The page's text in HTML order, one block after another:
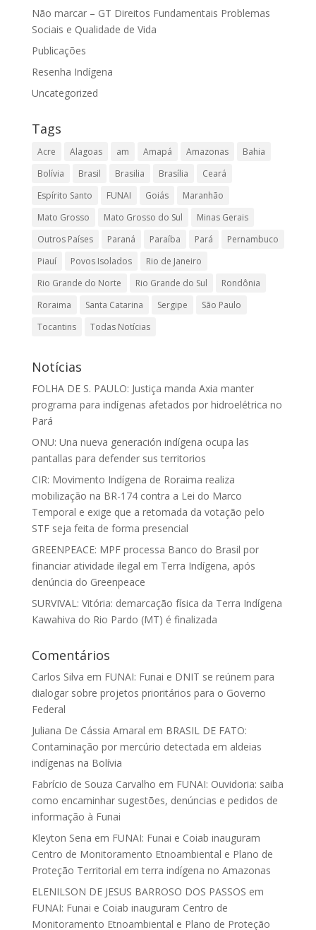
Não marcar – GT Direitos Fundamentais Problemas
Sociais e Qualidade de Vida
Publicações
Resenha Indígena
Uncategorized
Tags
Acre Alagoas am Amapá Amazonas
Bahia
Bolívia
Brasil Brasilia Brasília
Ceará
Espírito Santo
FUNAI Goiás
Maranhão
Mato Grosso
Mato Grosso do Sul
Minas Gerais
Outros Países
Paraná Paraíba Pará
Pernambuco
Piauí
Povos Isolados
Rio de Janeiro
Rio Grande do Norte
Rio Grande do Sul
Rondônia
Roraima
Santa Catarina Sergipe
São Paulo
Tocantins
Todas Notícias
Notícias
FOLHA DE S. PAULO: Justiça manda Axia manter
programa para indígenas afetados por hidroelétrica no
Pará
ONU: Una nueva generación indígena ocupa las
pantallas para defender sus territorios
CIR: Movimento Indígena de Roraima realiza
mobilização na BR-174 contra a Lei do Marco
Temporal e exige que a retomada da votação pelo
STF seja feita de forma presencial
GREENPEACE: MPF processa Banco do Brasil por
financiar atividade ilegal em Terra Indígena, após
denúncia do Greenpeace
SURVIVAL: Vitória: demarcação física da Terra Indígena
Kawahiva do Rio Pardo (MT) é finalizada
Comentários
Carlos Silva em FUNAI: Funai e DNIT se reúnem para
dialogar sobre projetos prioritários para o Governo
Federal
Juliana De Cássia Amaral em BRASIL DE FATO:
Contaminação por mercúrio detectada em aldeias
indígenas na Bolívia
Fabrício de Souza Carvalho em FUNAI: Ouvidoria: saiba
como encaminhar sugestões, denúncias e pedidos de
informação à Funai
Kleyton Sena em FUNAI: Funai e Coiab inauguram
Centro de Monitoramento Etnoambiental e Plano de
Proteção Territorial em terra indígena no Amazonas
ELENILSON DE JESUS BARROSO DOS PASSOS em
FUNAI: Funai e Coiab inauguram Centro de
Monitoramento Etnoambiental e Plano de Proteção